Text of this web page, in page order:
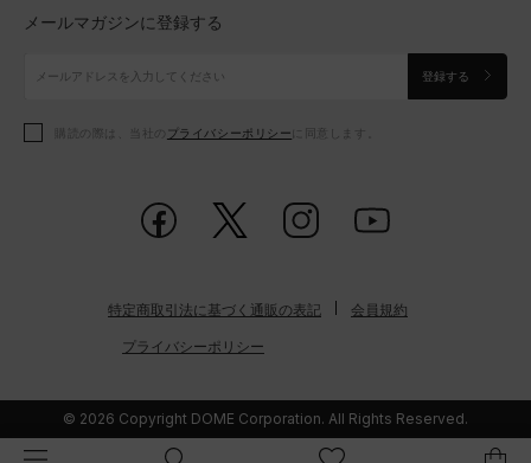
アクセサリー
アクセサリー
シューズ
アクセサリー
シューズ
メールマガジンに登録する
登録する
購読の際は、当社の プライバシーポリシー に同意します。
特定商取引法に基づく通販の表記 会員規約
プライバシーポリシー
© 2026 Copyright DOME Corporation. All Rights Reserved.